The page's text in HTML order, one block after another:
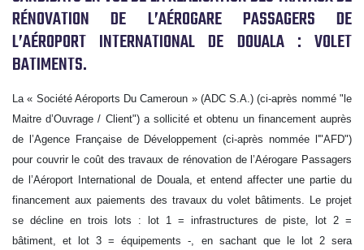
RÉNOVATION DE L’AÉROGARE PASSAGERS DE
L’AÉROPORT INTERNATIONAL DE DOUALA : VOLET
BATIMENTS.
La « Société Aéroports Du Cameroun » (ADC S.A.) (ci-après nommé "le
Maitre d’Ouvrage / Client") a sollicité et obtenu un financement auprès
de l’Agence Française de Développement (ci-après nommée l'"AFD")
pour couvrir le coût des travaux de rénovation de l’Aérogare Passagers
de l’Aéroport International de Douala, et entend affecter une partie du
financement aux paiements des travaux du volet bâtiments. Le projet
se décline en trois lots : lot 1 = infrastructures de piste, lot 2 =
bâtiment, et lot 3 = équipements -, en sachant que le lot 2 sera